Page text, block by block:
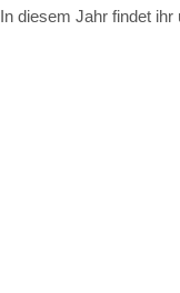
In diesem Jahr findet